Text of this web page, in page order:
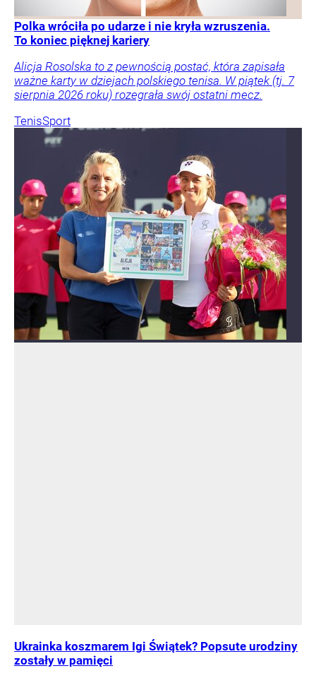
Polka wróciła po udarze i nie kryła wzruszenia.
To koniec pięknej kariery
Alicja Rosolska to z pewnością postać, która zapisała
ważne karty w dziejach polskiego tenisa. W piątek (tj. 7
sierpnia 2026 roku) rozegrała swój ostatni mecz.
TenisSport
Ukrainka koszmarem Igi Świątek? Popsute urodziny
zostały w pamięci